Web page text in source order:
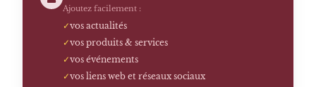
Ajoutez facilement :
✓vos actualités
✓vos produits & services
✓vos événements
✓vos liens web et réseaux sociaux